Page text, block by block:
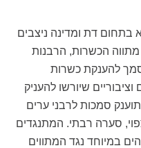
בתחום דת ומדינה ניצבים
מתווה הכשרות, הרבנות
להענקת כשרות
שיורשו להעניק
סמכות לרבני ערים
סערה רבתי. המתנגדים
במיוחד נגד המתווים